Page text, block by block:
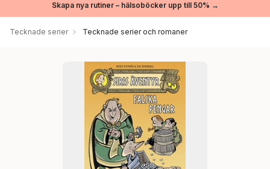
Skapa nya rutiner – hälsoböcker upp till 50% →
Tecknade serier Tecknade serier och romaner